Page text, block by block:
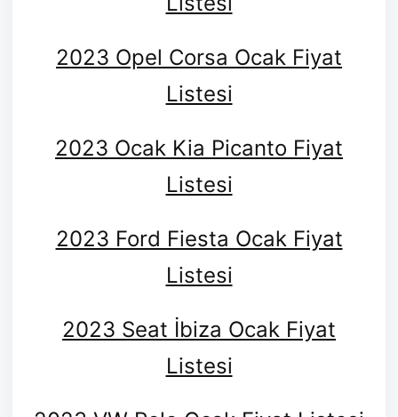
2023 Opel Corsa Ocak Fiyat
Listesi
2023 Ocak Kia Picanto Fiyat
Listesi
2023 Ford Fiesta Ocak Fiyat
Listesi
2023 Seat İbiza Ocak Fiyat
Listesi